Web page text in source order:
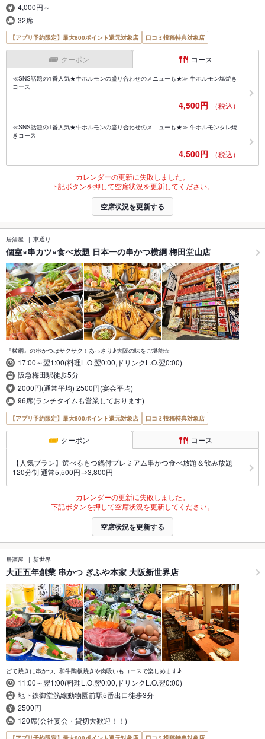
4,000円～
32席
【アプリ予約限定】最大800ポイント還元対象店 口コミ投稿特典対象店
クーポン コース
≪SNS話題の1番人気★牛ホルモンの盛り合わせのメニューも★≫ 牛ホルモン塩焼き
コース
4,500円 （税込）
≪SNS話題の1番人気★牛ホルモンの盛り合わせのメニューも★≫ 牛ホルモンタレ焼
きコース
4,500円 （税込）
カレンダーの更新に失敗しました。
下記ボタンを押して空席状況を更新してください。
空席状況を更新する
居酒屋 東通り
個室×串カツ×食べ放題 日本一の串かつ横綱 梅田堂山店
『横綱』の串かつはサクサク！あっさり♪大阪の味をご堪能☆
17:00～翌1:00(料理L.O.翌0:00,ドリンクL.O.翌0:00)
阪急梅田駅徒歩5分
2000円(通常平均) 2500円(宴会平均)
96席(ランチタイムも営業しております)
【アプリ予約限定】最大800ポイント還元対象店 口コミ投稿特典対象店
クーポン コース
【人気プラン】選べるもつ鍋付プレミアム串かつ食べ放題＆飲み放題
120分制 通常5,500円⇒3,800円
カレンダーの更新に失敗しました。
下記ボタンを押して空席状況を更新してください。
空席状況を更新する
居酒屋 新世界
大正五年創業 串かつ ぎふや本家 大阪新世界店
どて焼きに串かつ、和牛陶板焼きや肉吸いもコースで楽しめます♪
11:00～翌1:00(料理L.O.翌0:00,ドリンクL.O.翌0:00)
地下鉄御堂筋線動物園前駅5番出口徒歩3分
2500円
120席(会社宴会・貸切大歓迎！！)